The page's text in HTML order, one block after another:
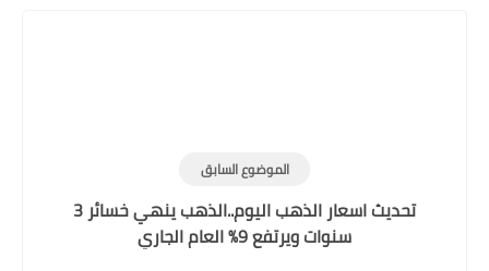
الموضوع السابق
تحديث اسعار الذهب اليوم..الذهب ينهي خسائر 3
سنوات ويرتفع 9% العام الجاري